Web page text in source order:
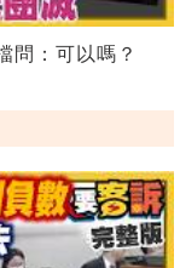
問：可以嗎？